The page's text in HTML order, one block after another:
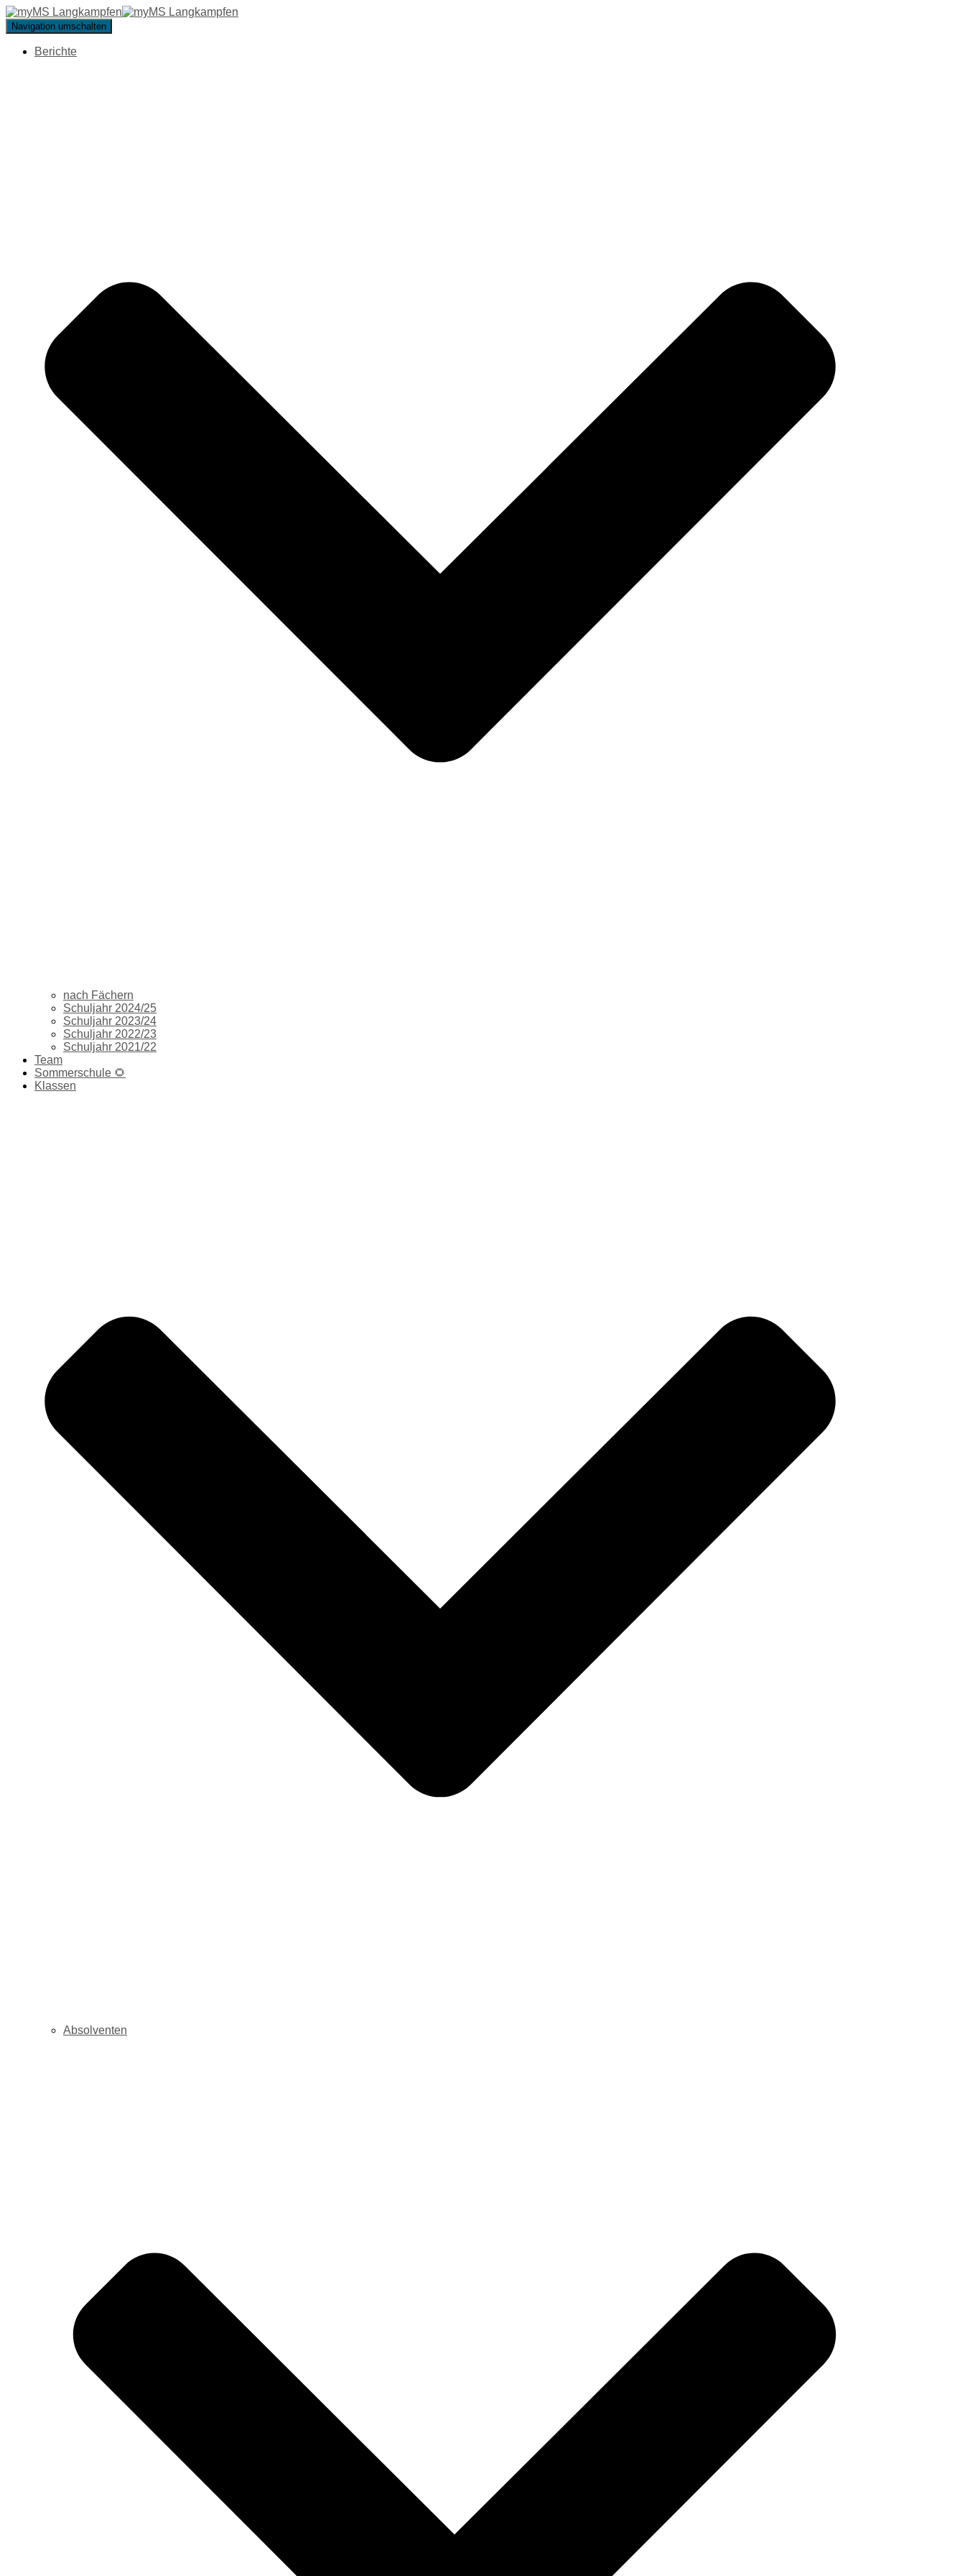
Navigation umschalten
Berichte
nach Fächern
Schuljahr 2024/25
Schuljahr 2023/24
Schuljahr 2022/23
Schuljahr 2021/22
Team
Sommerschule 🌻
Klassen
Absolventen